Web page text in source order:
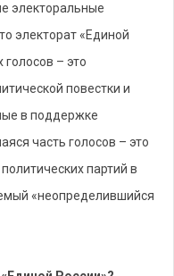
электоральные
электорат «Единой
– это
повестки и
в поддержке
часть голосов – это
партий в
«неопределившийся